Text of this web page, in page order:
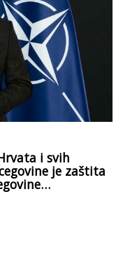
i svih
je zaštita